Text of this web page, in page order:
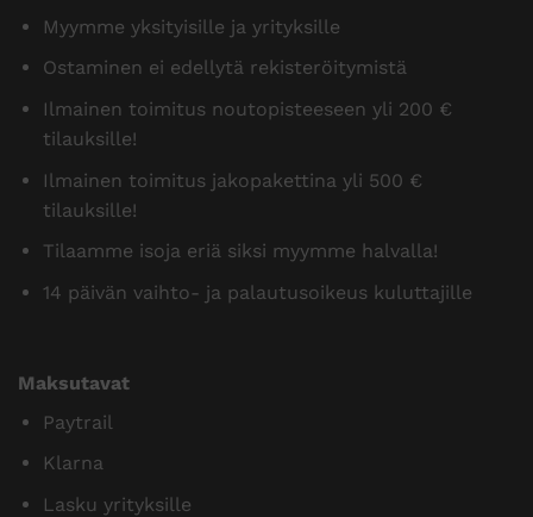
Myymme yksityisille ja yrityksille
Ostaminen ei edellytä rekisteröitymistä
Ilmainen toimitus noutopisteeseen yli 200 €
tilauksille!
Ilmainen toimitus jakopakettina yli 500 €
tilauksille!
Tilaamme isoja eriä siksi myymme halvalla!
14 päivän vaihto- ja palautusoikeus kuluttajille
Maksutavat
Paytrail
Klarna
Lasku yrityksille